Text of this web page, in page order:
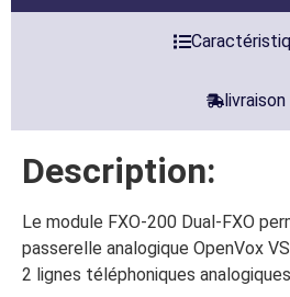
livraison
Description:
Le module FXO-200 Dual-FXO
passerelle analogique OpenVox
2 lignes téléphoniques